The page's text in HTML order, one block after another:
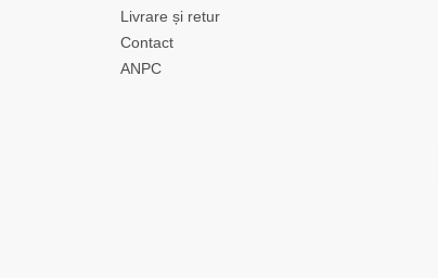
Livrare și retur
Contact
ANPC